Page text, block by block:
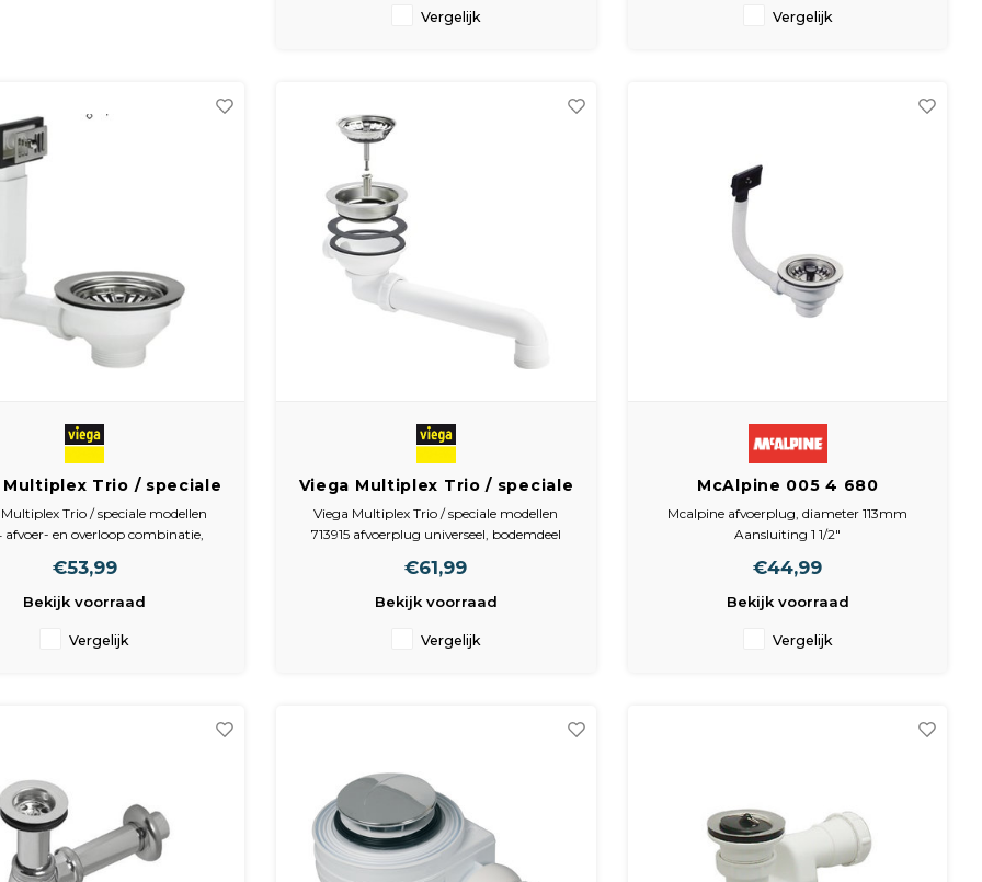
Duo afvoer
Vergelijk Vergelijk
Multiplex Trio / speciale
71284 Afvoer- en
combinatie | 325 107
Trio / speciale modellen
afvoer- en overloop combinatie,
uitvoering enkel, in hoogte
met afdekplaat, met rooster,
afvoerplug wart
€53,99
Bekijk voorraad
Vergelijk
Viega Multiplex Trio / speciale
modellen 713915 Afvoerplug |
578 886
Viega Multiplex Trio / speciale modellen
713915 afvoerplug universeel, bodemdeel
wit, met zeefkorf, aansluitmaat (mm) 1.1/2"
€61,99
Bekijk voorraad
Vergelijk
McAlpine 005 4 680
Afvoerplug | 0054680
Mcalpine afvoerplug, diameter 113mm
Aansluiting 1 1/2"
Diameter afvoergat 4.80 cm
€44,99
Bekijk voorraad
Vergelijk